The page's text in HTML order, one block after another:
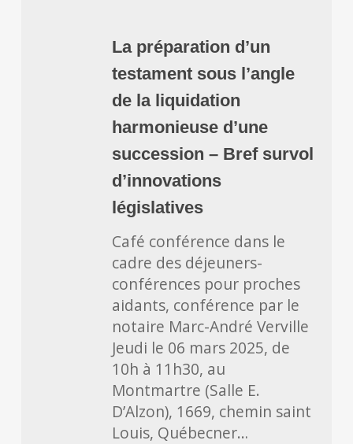
préparation
d’un
testament
sous
l’angle
la
liquidation
harmonieuse
succession
–
Bref
survol
d’innovations
législatives
La préparation d’un
testament sous l’angle
de la liquidation
harmonieuse d’une
succession – Bref survol
d’innovations
législatives
Café conférence dans le
cadre des déjeuners-
conférences pour proches
aidants, conférence par le
notaire Marc-André Verville
Jeudi le 06 mars 2025, de
10h à 11h30, au
Montmartre (Salle E.
D’Alzon), 1669, chemin saint
Louis, Québecner…